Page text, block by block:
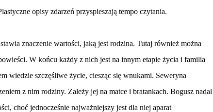
opisy zdarzeń przyspieszają tempo czytania.
znaczenie wartości, jaką jest rodzina. Tutaj również można
W końcu każdy z nich jest na innym etapie życia i familia
wiedzie szczęśliwe życie, ciesząc się wnukami. Seweryna
z nim rodziny. Zależy jej na matce i bratankach. Bogusz nadal
choć jednocześnie najważniejszy jest dla niej aparat